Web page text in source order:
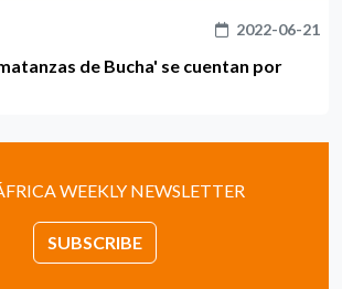
2022-06-21
de Bucha' se cuentan por
WEEKLY NEWSLETTER
SUBSCRIBE